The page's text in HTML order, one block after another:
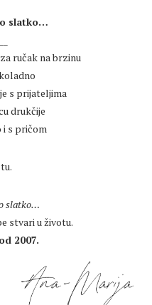
slatko…
ručak na brzinu
s prijateljima
drukčije
s pričom
slatko…
stvari u životu.
2007.